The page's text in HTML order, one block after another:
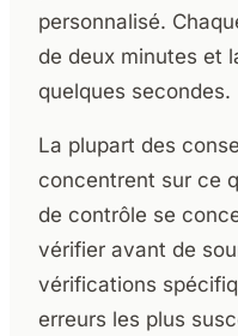
personnalisé.
de deux minutes et
quelques secondes.
La plupart des
concentrent sur ce
de contrôle se
vérifier avant de
vérifications
erreurs les plus